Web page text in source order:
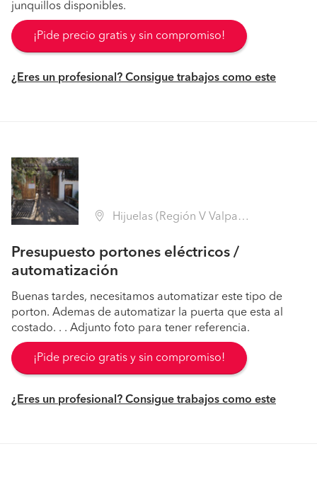
junquillos disponibles.
¡Pide precio gratis y sin compromiso!
¿Eres un profesional? Consigue trabajos como este
Hijuelas (Región V Valparaíso - Quillota)
Presupuesto portones eléctricos /
automatización
Buenas tardes, necesitamos automatizar este tipo de
porton. Ademas de automatizar la puerta que esta al
costado. . . Adjunto foto para tener referencia.
¡Pide precio gratis y sin compromiso!
¿Eres un profesional? Consigue trabajos como este